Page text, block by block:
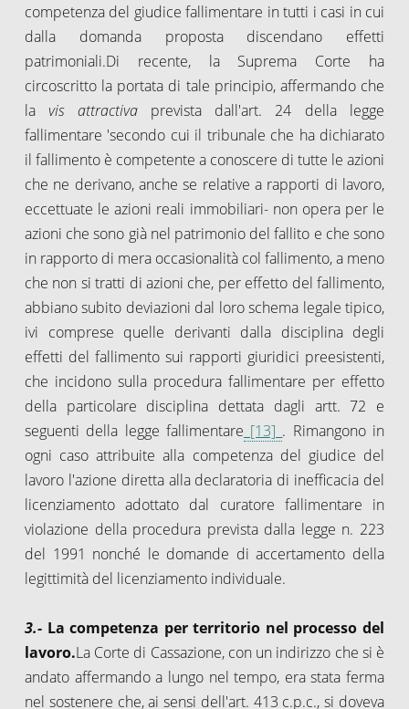
competenza del giudice fallimentare in tutti i casi in cui
dalla domanda proposta discendano effetti
patrimoniali.Di recente, la Suprema Corte ha
circoscritto la portata di tale principio, affermando che
lavis attractiva prevista dall'art. 24 della legge
fallimentare 'secondo cui il tribunale che ha dichiarato
il fallimento è competente a conoscere di tutte le azioni
che ne derivano, anche se relative a rapporti di lavoro,
eccettuate le azioni reali immobiliari- non opera per le
azioni che sono già nel patrimonio del fallito e che sono
in rapporto di mera occasionalità col fallimento, a meno
che non si tratti di azioni che, per effetto del fallimento,
abbiano subito deviazioni dal loro schema legale tipico,
ivi comprese quelle derivanti dalla disciplina degli
effetti del fallimento sui rapporti giuridici preesistenti,
che incidono sulla procedura fallimentare per effetto
della particolare disciplina dettata dagli artt. 72 e
seguenti della legge fallimentare [13] . Rimangono in
ogni caso attribuite alla competenza del giudice del
lavoro l'azione diretta alla declaratoria di inefficacia del
licenziamento adottato dal curatore fallimentare in
violazione della procedura prevista dalla legge n. 223
del 1991 nonché le domande di accertamento della
legittimità del licenziamento individuale.
3.- La competenza per territorio nel processo del
lavoro.La Corte di Cassazione, con un indirizzo che si è
andato affermando a lungo nel tempo, era stata ferma
nel sostenere che, ai sensi dell'art. 413 c.p.c., si doveva